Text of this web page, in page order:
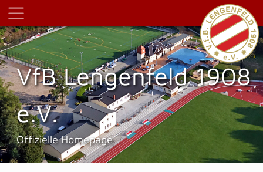
VfB Lengenfeld 1908
e.V.
Offizielle Homepage